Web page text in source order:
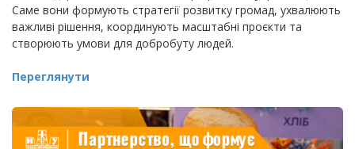
Саме вони формують стратегії розвитку громад, ухвалюють
важливі рішення, координують масштабні проєкти та
створюють умови для добробуту людей.
Переглянути